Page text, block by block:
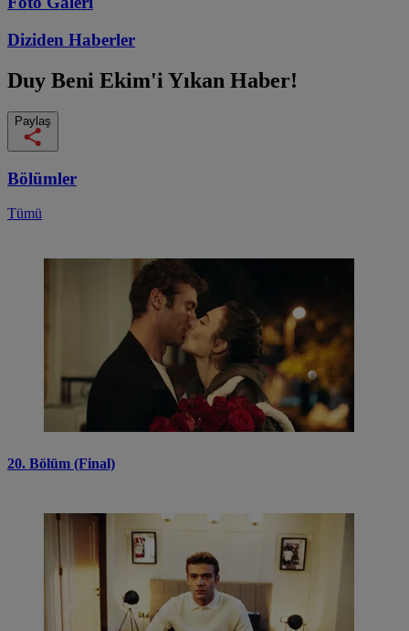
Diziden Haberler
Duy Beni Ekim'i Yıkan Haber!
Paylaş
Bölümler
Tümü
20. Bölüm (Final)